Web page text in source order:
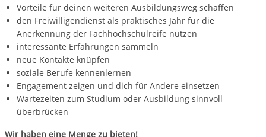
Vorteile für deinen weiteren Ausbildungsweg schaffen
den Freiwilligendienst als praktisches Jahr für die
Anerkennung der Fachhochschulreife nutzen
interessante Erfahrungen sammeln
neue Kontakte knüpfen
soziale Berufe kennenlernen
Engagement zeigen und dich für Andere einsetzen
Wartezeiten zum Studium oder Ausbildung sinnvoll
überbrücken
Wir haben eine Menge zu bieten!